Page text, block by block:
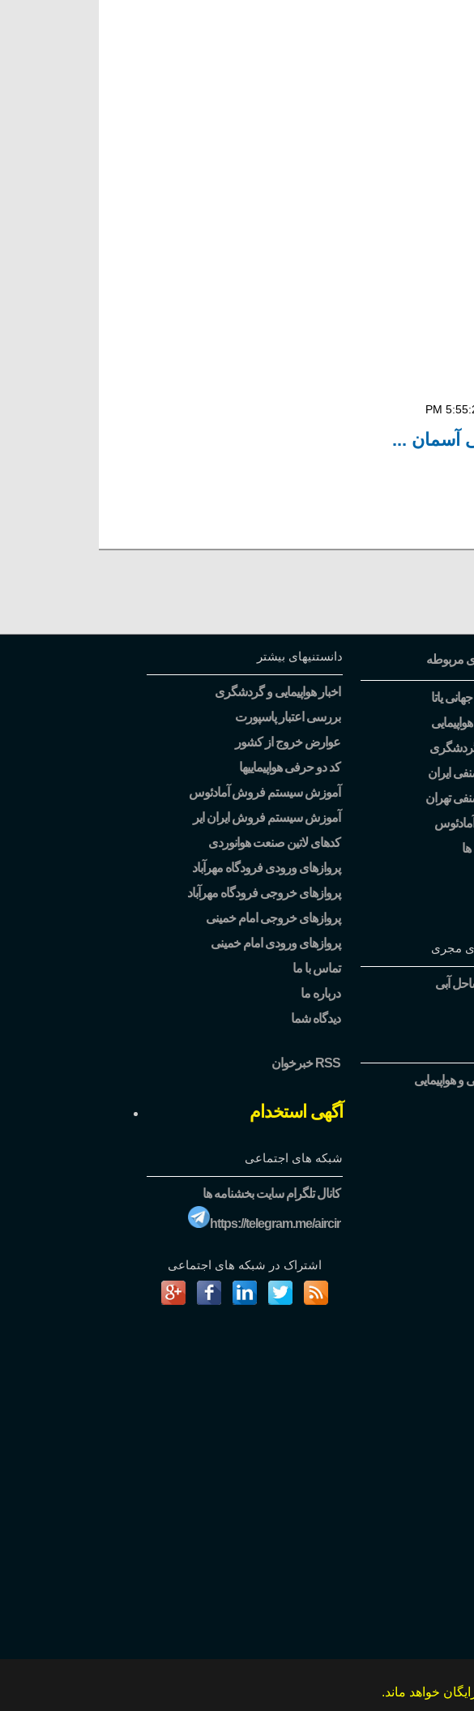
آسمان ...
مربوطه
یاتا
ایران
تهران
مجری
آبی
و هواپیمایی
دانستنیهای بیشتر
اخبار هواپیمایی و گردشگری
بررسی اعتبار پاسپورت
عوارض خروج از کشور
کد دو حرفی هواپیماییها
آموزش سیستم فروش آمادئوس
آموزش سیستم فروش ایران ایر
کدهای لاتین صنعت هوانوردی
پروازهای ورودی فرودگاه مهرآباد
پروازهای خروجی فرودگاه مهرآباد
پروازهای خروجی امام خمینی
پروازهای ورودی امام خمینی
تماس با ما
درباره ما
دیدگاه شما
خبرخوان RSS
آگهی استخدام
شبکه های اجتماعی
کانال تلگرام سایت بخشنامه ها
https://telegram.me/aircir
اشتراک در شبکه های اجتماعی
خواهد ماند.